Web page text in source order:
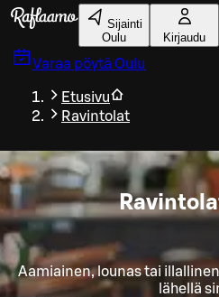
Siirry pääsisältöön
Sijainti
Oulu
Kirjaudu
Varaa pöytä Oulu
Etusivu
Ravintolat
Aamiainen, lounas tai
lähellä